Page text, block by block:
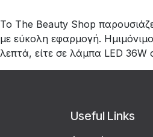
Το The Beauty Shop
με εύκολη εφαρμογή.
λεπτά, είτε σε λάμπα LED 36W
Useful Links